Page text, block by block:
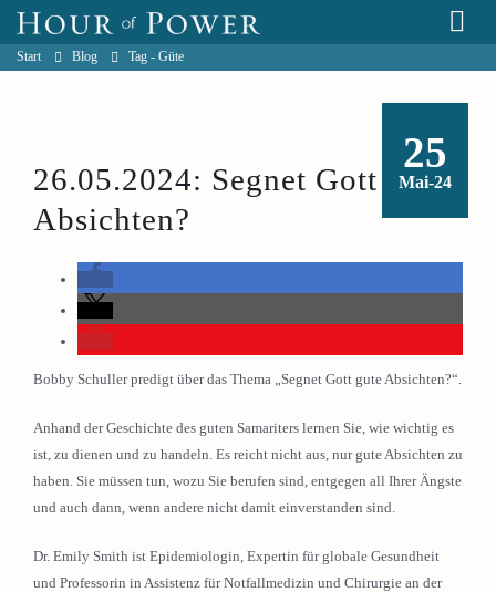
Start Blog Tag - Güte
25
Mai-24
26.05.2024: Segnet Gott gute
Absichten?
Bobby Schuller predigt über das Thema „Segnet Gott gute Absichten?“.
Anhand der Geschichte des guten Samariters lernen Sie, wie wichtig es
ist, zu dienen und zu handeln. Es reicht nicht aus, nur gute Absichten zu
haben. Sie müssen tun, wozu Sie berufen sind, entgegen all Ihrer Ängste
und auch dann, wenn andere nicht damit einverstanden sind.
Dr. Emily Smith ist Epidemiologin, Expertin für globale Gesundheit
und Professorin in Assistenz für Notfallmedizin und Chirurgie an der